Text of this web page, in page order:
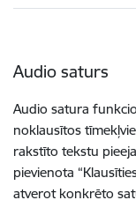
Audio saturs
Audio satura
noklausītos
rakstīto tekstu
pievienota
atverot konkrēto